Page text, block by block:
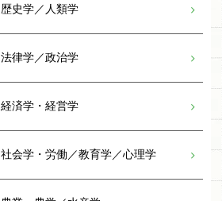
歴史学／人類学
法律学／政治学
経済学・経営学
社会学・労働／教育学／心理学